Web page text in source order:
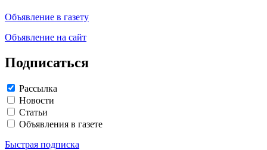
Объявление в газету
Объявление на сайт
Подписаться
Рассылка
Новости
Статьи
Объявления в газете
Быстрая подписка